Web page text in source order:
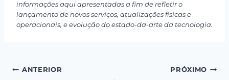
informações aqui apresentadas a fim de refletir o
lançamento de novos serviços, atualizações físicas e
operacionais, e evolução do estado-da-arte da tecnologia.
Navegação
ANTERIOR PRÓXIMO